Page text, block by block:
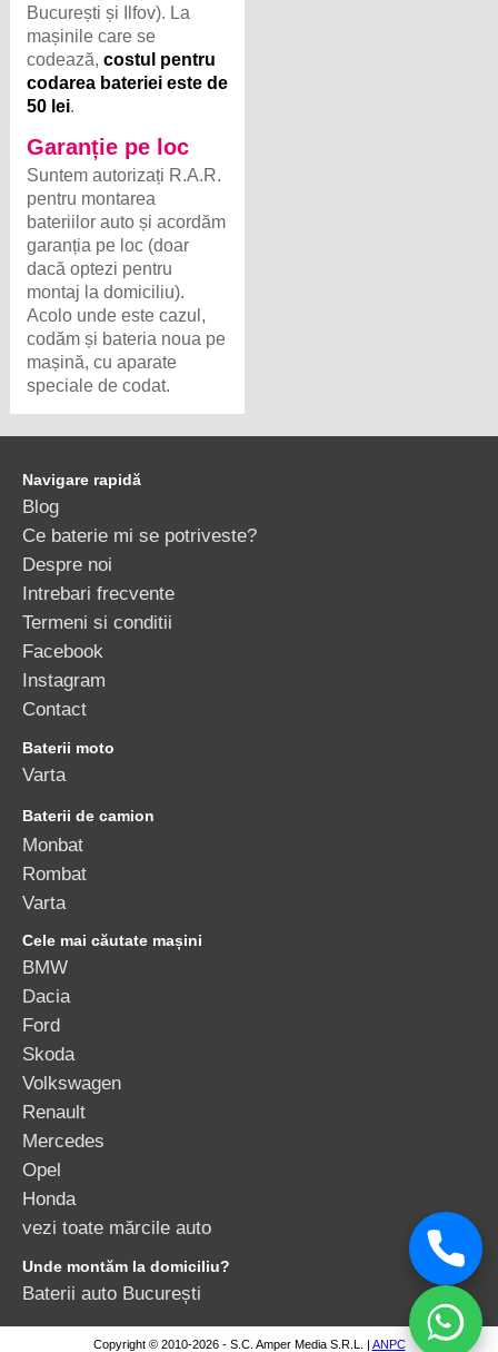
București și Ilfov). La
mașinile care se
codează,costul pentru
codarea bateriei este de
50 lei.
Garanție pe loc
Suntem autorizați R.A.R.
pentru montarea
bateriilor auto și acordăm
garanția pe loc (doar
dacă optezi pentru
montaj la domiciliu).
Acolo unde este cazul,
codăm și bateria noua pe
mașină, cu aparate
speciale de codat.
Navigare rapidă
Blog
Ce baterie mi se potriveste?
Despre noi
Intrebari frecvente
Termeni si conditii
Facebook
Instagram
Contact
Baterii moto
Varta
Baterii de camion
Monbat
Rombat
Varta
Cele mai căutate mașini
BMW
Dacia
Ford
Skoda
Volkswagen
Renault
Mercedes
Opel
Honda
vezi toate mărcile auto
Unde montăm la domiciliu?
Baterii auto București
Copyright © 2010-2026 - S.C. Amper Media S.R.L. | ANPC